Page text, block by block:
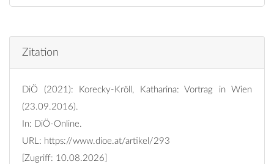
Zitation
DiÖ (2021): Korecky-Kröll, Katharina: Vortrag in Wien
(23.09.2016).
In: DiÖ-Online.
URL: https://www.dioe.at/artikel/293
[Zugriff: 10.08.2026]